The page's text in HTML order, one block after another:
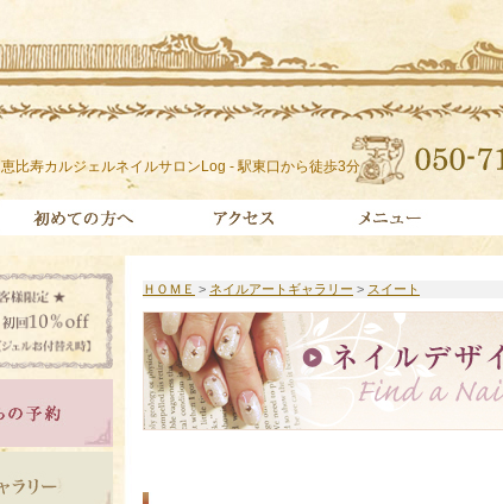
恵比寿カルジェルネイルサロンLog - 駅東口から徒歩3分
ＨＯＭＥ > ネイルアートギャラリー > スイート